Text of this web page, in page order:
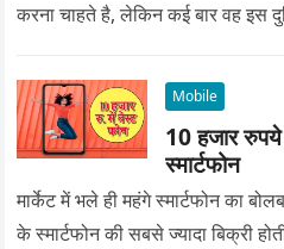
करना चाहते है, लेकिन कई बार वह इस
Mobile
10 हजार
स्मार्टफोन
मार्केट में भले ही महंगे स्मार्टफोन का
के स्मार्टफोन की सबसे ज्यादा बिक्री